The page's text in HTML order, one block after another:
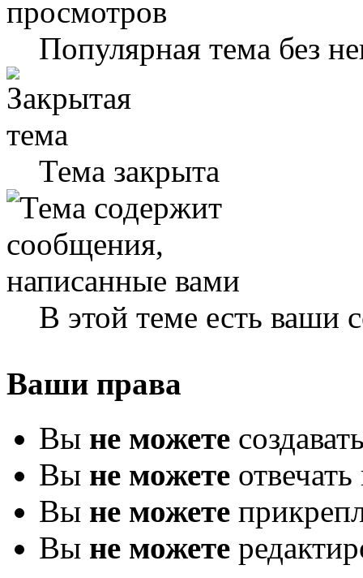
Популярная тема без
Тема закрыта
В этой теме есть ваши
Ваши права
Вы не можете
Вы не можете
Вы не можете
Вы не можете